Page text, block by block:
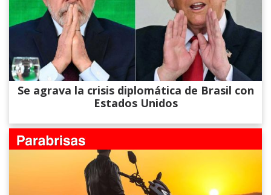
Se agrava la crisis diplomática de Brasil con
Estados Unidos